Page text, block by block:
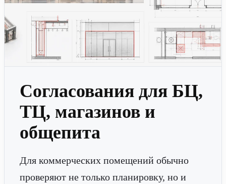
Согласования для БЦ,
ТЦ, магазинов и
общепита
Для коммерческих помещений обычно
проверяют не только планировку, но и